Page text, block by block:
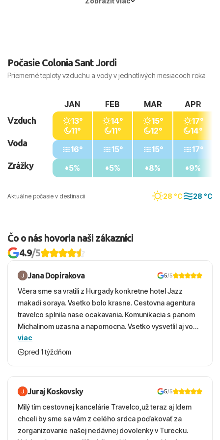
Počasie Colonia Sant Jordi
Priemerné teploty vzduchu a vody v jednotlivých mesiacoch roka
Aktuálne počasie v destinacii 28 °C 28 °C
Vzduch
Voda
Zrážky
JAN
13°
11°
16°
5%
FEB
14°
11°
15°
5%
MAR
15°
12°
15°
8%
APR
17°
14°
17°
9%
Čo o nás hovoria naši zákazníci
4.9/5
Jana Dopirakova 5/5
Včera sme sa vratili z Hurgady konkretne hotel Jazz
makadi soraya. Vsetko bolo krasne. Cestovna agentura
travelco splnila nase ocakavania. Komunikacia s panom
Michalinom uzasna a napomocna. Vsetko vysvetlil aj vo
vecernych hodinach zaco sa ospravedlnujem. Hotel
krasny, cisty. Sluzby top. Strava, prostredie, more,
viac
pred 1 týždňom
Juraj Koskovsky 5/5
Milý tím cestovnej kancelárie Travelco,už teraz aj Idem
chceli by sme sa vám z celého srdca poďakovať za
zorganizovanie našej nedávnej dovolenky v Turecku.